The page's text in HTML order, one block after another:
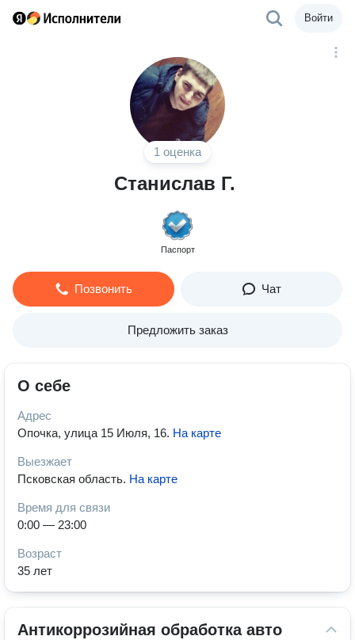
Войти
1 оценка
Станислав Г.
Паспорт
Позвонить Чат
Предложить заказ
О себе
Адрес
Опочка, улица 15 Июля, 16. На карте
Выезжает
Псковская область. На карте
Время для связи
0:00 — 23:00
Возраст
35 лет
Антикоррозийная обработка авто